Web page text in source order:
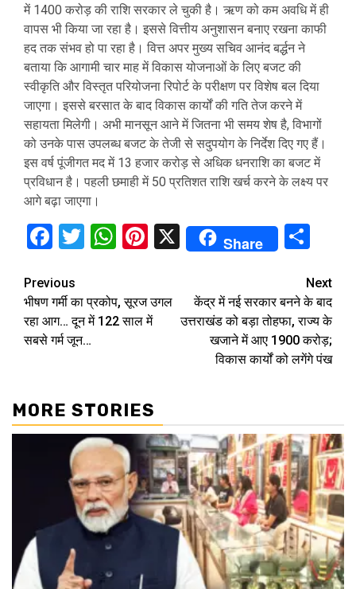
में 1400 करोड़ की राशि सरकार ले चुकी है। ऋण को कम अवधि में ही
वापस भी किया जा रहा है। इससे वित्तीय अनुशासन बनाए रखना काफी
हद तक संभव हो पा रहा है। वित्त अपर मुख्य सचिव आनंद बर्द्धन ने
बताया कि आगामी चार माह में विकास योजनाओं के लिए बजट की
स्वीकृति और विस्तृत परियोजना रिपोर्ट के परीक्षण पर विशेष बल दिया
जाएगा। इससे बरसात के बाद विकास कार्यों की गति तेज करने में
सहायता मिलेगी। अभी मानसून आने में जितना भी समय शेष है, विभागों
को उनके पास उपलब्ध बजट के तेजी से सदुपयोग के निर्देश दिए गए हैं।
इस वर्ष पूंजीगत मद में 13 हजार करोड़ से अधिक धनराशि का बजट में
प्रविधान है। पहली छमाही में 50 प्रतिशत राशि खर्च करने के लक्ष्य पर
आगे बढ़ा जाएगा।
Facebook
Twitter
WhatsApp
Pinterest
X Share
Continue
Reading
Previous
भीषण गर्मी का प्रकोप, सूरज उगल
रहा आग… दून में 122 साल में
सबसे गर्म जून…
Next
केंद्र में नई सरकार बनने के बाद
उत्तराखंड को बड़ा तोहफा, राज्य के
खजाने में आए 1900 करोड़;
विकास कार्यों को लगेंगे पंख
MORE STORIES